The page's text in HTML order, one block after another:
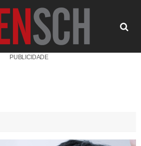
PUBLICIDADE